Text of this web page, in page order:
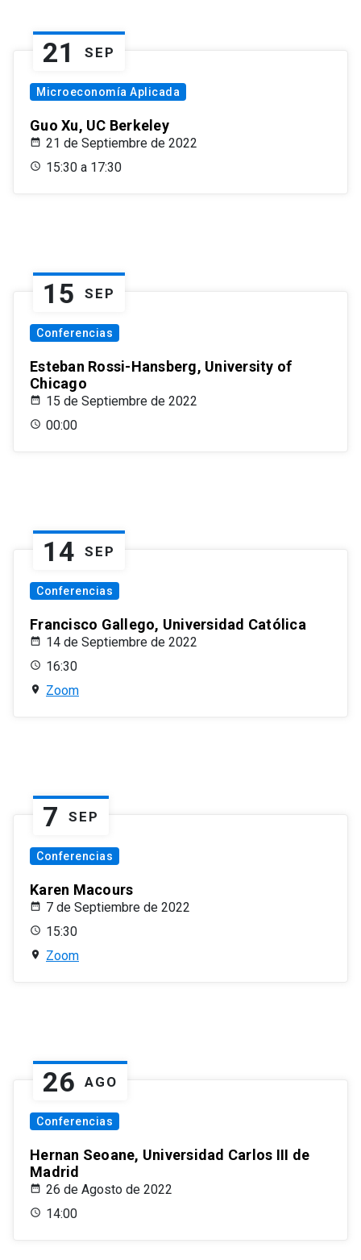
21 SEP
Microeconomía Aplicada
Guo Xu, UC Berkeley
21 de Septiembre de 2022
15:30 a 17:30
15 SEP
Conferencias
Esteban Rossi-Hansberg, University of
Chicago
15 de Septiembre de 2022
00:00
14 SEP
Conferencias
Francisco Gallego, Universidad Católica
14 de Septiembre de 2022
16:30
Zoom
7 SEP
Conferencias
Karen Macours
7 de Septiembre de 2022
15:30
Zoom
26 AGO
Conferencias
Hernan Seoane, Universidad Carlos III de
Madrid
26 de Agosto de 2022
14:00